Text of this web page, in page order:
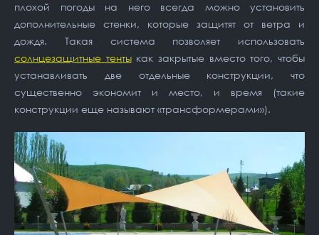
плохой погоды на него всегда можно установить
дополнительные стенки, которые защитят от ветра и
дождя. Такая система позволяет использовать
солнцезащитные тентыкак закрытые вместо того, чтобы
устанавливать две отдельные конструкции, что
существенно экономит и место, и время (такие
конструкции еще называют «трансформерами»).